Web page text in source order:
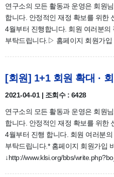
연구소의 모든 활동과 운영은 회원
합니다. 안정적인 재정 확보를 위한
4월부터 진행합니다. 회원 여러분의
부탁드립니다.▷ 홈페이지 회원가
2021-04-01 | 조회수 : 6428
연구소의 모든 활동과 운영은 회원
합니다. 안정적인 재정 확보를 위한
4월부터 진행 합니다. 회원 여러분
부탁드립니다.* 홈페이지 회원가입
↓http://www.klsi.org/bbs/